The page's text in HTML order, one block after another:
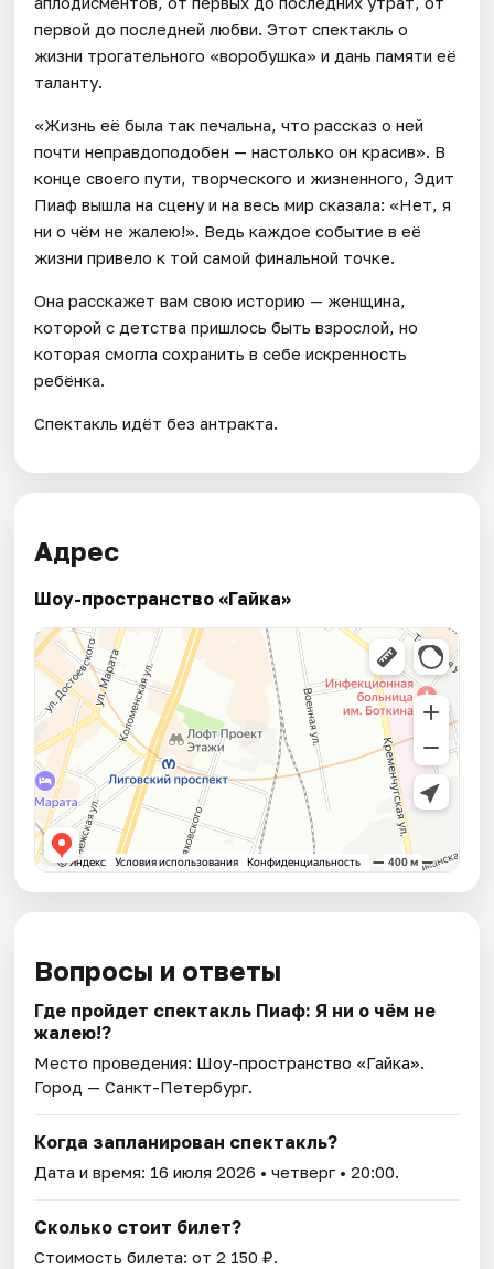
первой до последней любви. Этот спектакль о
жизни трогательного «воробушка» и дань памяти её
таланту.
«Жизнь её была так печальна, что рассказ о ней
почти неправдоподобен — настолько он красив». В
конце своего пути, творческого и жизненного, Эдит
Пиаф вышла на сцену и на весь мир сказала: «Нет, я
ни о чём не жалею!». Ведь каждое событие в её
жизни привело к той самой финальной точке.
Она расскажет вам свою историю — женщина,
которой с детства пришлось быть взрослой, но
которая смогла сохранить в себе искренность
ребёнка.
Спектакль идёт без антракта.
Адрес
Шоу-пространство «Гайка»
Вопросы и ответы
Где пройдет спектакль Пиаф: Я ни о чём не
жалею!?
Место проведения: Шоу-пространство «Гайка».
Город — Санкт-Петербург.
Когда запланирован спектакль?
Дата и время: 16 июля 2026 • четверг • 20:00.
Сколько стоит билет?
Стоимость билета: от 2 150 ₽.